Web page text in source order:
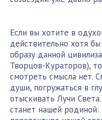
Если вы хотите в
действительно хотя
образу данной
Творцов-Кураторов),
смотреть смысла нет.
души, погружаться в
отыскивать Лучи
станет нашей родиной: